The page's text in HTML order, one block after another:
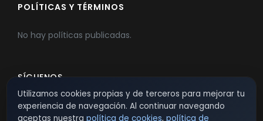
POLÍTICAS Y TÉRMINOS
No hay políticas publicadas.
SÍGUENOS
Utilizamos cookies propias y de terceros para mejorar tu
experiencia de navegación. Al continuar navegando
aceptas nuestra política de cookies, política de